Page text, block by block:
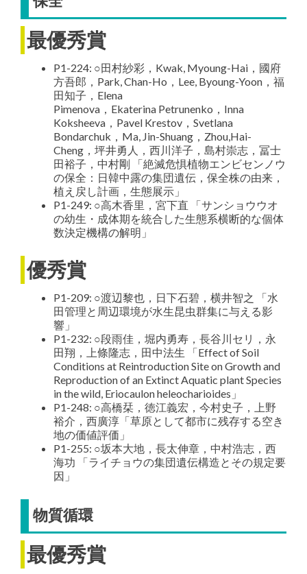
最優秀賞
P1-224: ○田村紗彩，Kwak, Myoung-Hai，國府
方吾郎，Park, Chan-Ho，Lee, Byoung-Yoon，福
田知子，Elena
Pimenova，Ekaterina Petrunenko，Inna
Koksheeva，Pavel Krestov，Svetlana
Bondarchuk，Ma, Jin-Shuang，Zhou,Hai-
Cheng，坪井勇人，西川洋子，島村崇志，冨士
田裕子，中村剛 「絶滅危惧植物エンビセンノウ
の保全：日韓中露の集団遺伝，保全株の由来，
植え戻し計画，生態展示」
P1-249: ○高木香里，宮下直 「サンショウウオ
の幼生・成体期を統合した生態系横断的な個体
数決定機構の解明」
優秀賞
P1-209: ○渡辺黎也，日下石碧，横井智之 「水
田管理と周辺環境が水生昆虫群集に与える影
響」
P1-232: ○段雨佳，堀内勇寿，長谷川セリ，永
田翔，上條隆志，田中法生 「Effect of Soil
Conditions at Reintroduction Site on Growth and
Reproduction of an Extinct Aquatic plant Species
in the wild, Eriocaulon heleocharioides」
P1-248: ○高橋栞，徳江義宏，今村史子，上野
裕介，西廣淳「草原として都市に残存する空き
地の価値評価」
P1-255: ○坂本大地，長太伸章，中村浩志，西
海功 「ライチョウの集団遺伝構造とその規定要
因」
物質循環
最優秀賞